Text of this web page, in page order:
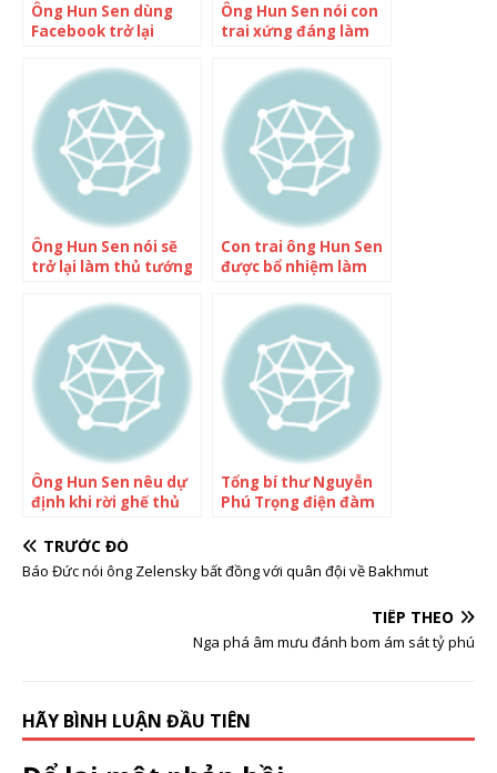
Ông Hun Sen dùng
Facebook trở lại
Ông Hun Sen nói con
trai xứng đáng làm
Ông Hun Sen nói sẽ
trở lại làm thủ tướng
hiểm tính mạng
Con trai ông Hun Sen
được bổ nhiệm làm
Ông Hun Sen nêu dự
định khi rời ghế thủ
Tổng bí thư Nguyễn
Phú Trọng điện đàm
TRƯỚC ĐÓ
Báo Đức nói ông Zelensky bất đồng với quân đội về Bakhmut
TIẾP THEO
Nga phá âm mưu đánh bom ám sát tỷ phú
HÃY BÌNH LUẬN ĐẦU TIÊN